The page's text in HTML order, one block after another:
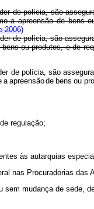
de polícia, são
a apreensão de
2006)
de polícia, são
ou produtos, e de
de polícia, são
a apreensãode bens ou
regulação;
às autarquias
nas Procuradorias
mudança de